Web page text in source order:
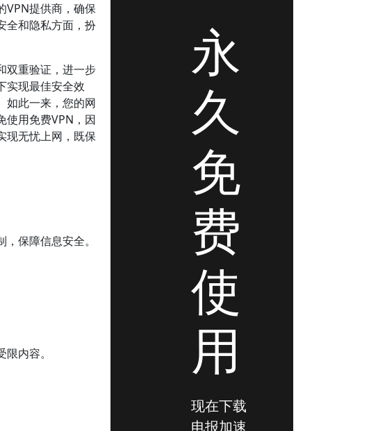
VPN提供商，确保
全和隐私方面，扮
双重验证，进一步
实现最佳安全效
如此一来，您的网
使用免费VPN，因
现无忧上网，既保
保障信息安全。
内容。
永
久
免
费
使
用
现在下载
电报加速